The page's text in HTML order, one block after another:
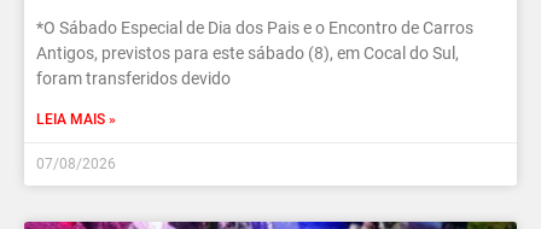
*O Sábado Especial de Dia dos Pais e o Encontro de Carros
Antigos, previstos para este sábado (8), em Cocal do Sul,
foram transferidos devido
LEIA MAIS »
07/08/2026